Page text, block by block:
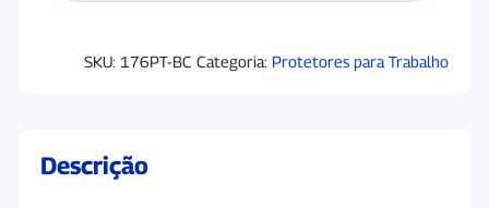
SKU: 176PT-BC Categoria: Protetores para Trabalho
Descrição